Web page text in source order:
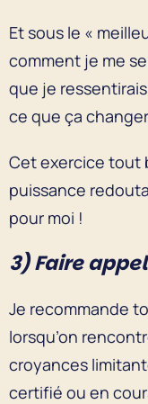
Et sous le «
comment je me
que je
ce que ça
Cet exercice tout
puissance
pour moi !
3) Faire
Je recommande
lorsqu’on
croyances
certifié ou en